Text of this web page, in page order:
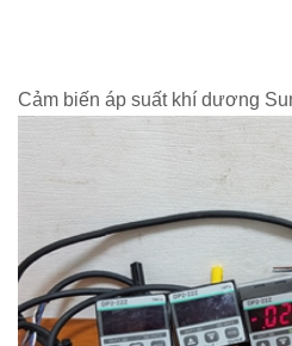
Cảm biến áp suất khí dương